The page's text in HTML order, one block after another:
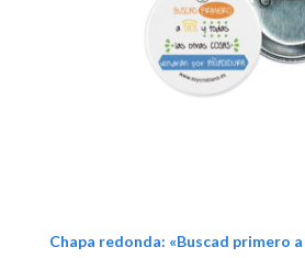
Chapa redonda: «Buscad primero